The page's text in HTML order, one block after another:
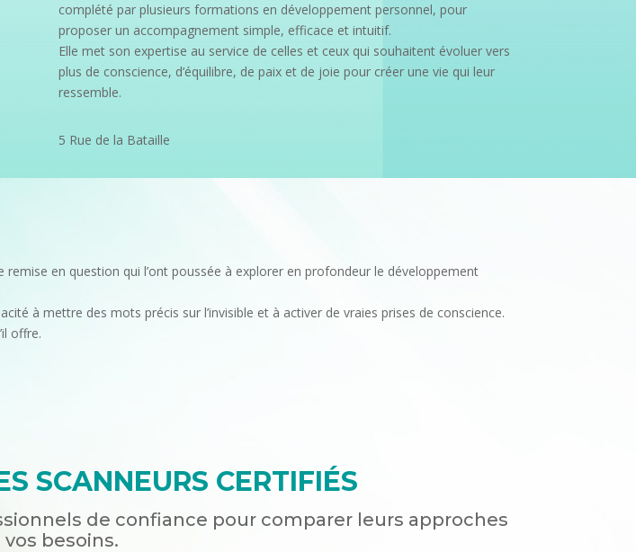
complété par plusieurs formations en développement personnel, pour
proposer un accompagnement simple, efficace et intuitif.
Elle met son expertise au service de celles et ceux qui souhaitent évoluer vers
plus de conscience, d’équilibre, de paix et de joie pour créer une vie qui leur
ressemble.
5 Rue de la Bataille
en question qui l’ont poussée à explorer en profondeur le développement
à mettre des mots précis sur l’invisible et à activer de vraies prises de conscience.
offre.
SCANNEURS CERTIFIÉS
de confiance pour comparer leurs approches
besoins.